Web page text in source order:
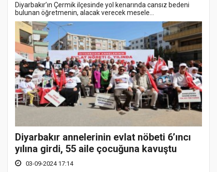
Diyarbakır’ın Çermik ilçesinde yol kenarında cansız bedeni
bulunan öğretmenin, alacak verecek mesele...
Diyarbakır annelerinin evlat nöbeti 6’ıncı
yılına girdi, 55 aile çocuğuna kavuştu
03-09-2024 17:14